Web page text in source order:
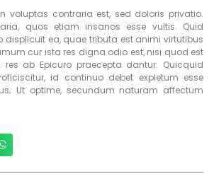
voluptas contraria est, sed doloris privatio.
quos etiam insanos esse vultis. Quid
displicuit ea, quae tributa est animi virtutibus
cur ista res digna odio est, nisi quod est
ab Epicuro praecepta dantur. Quicquid
id continuo debet expletum esse
Ut optime, secundum naturam affectum